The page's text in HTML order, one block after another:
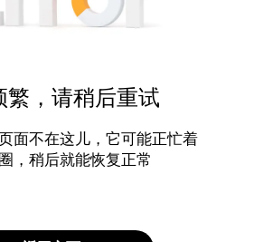
繁，请稍后重试
面不在这儿，它可能正忙着
，稍后就能恢复正常